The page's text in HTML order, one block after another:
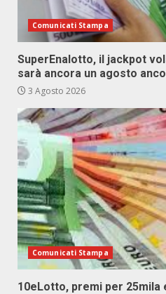
Comunicati Stampa
SuperEnalotto, il jackpot
sarà ancora un agosto
3 Agosto 2026
Comunicati Stampa
10eLotto, premi per 25mila